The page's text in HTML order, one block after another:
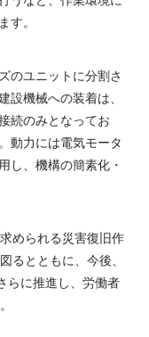
す。
のユニットに分割さ
機械への装着は、
続のみとなってお
動力には電気モータ
し、機構の簡素化・
められる災害復旧作
るとともに、今後、
らに推進し、労働者